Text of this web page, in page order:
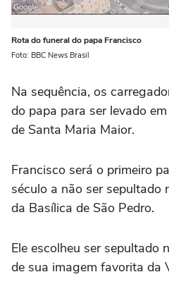
Rota do funeral do papa Francisco
Foto: BBC News Brasil
Na sequência, os
do papa para ser levado
de Santa Maria Maior.
Francisco será o primeiro
século a não ser sepultado
da Basílica de São Pedro.
Ele escolheu ser sepultado
de sua imagem favorita da